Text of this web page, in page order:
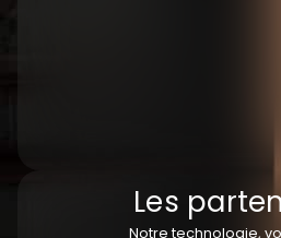
Les
Notre technologie,